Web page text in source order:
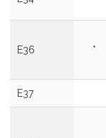
E36 *
E37